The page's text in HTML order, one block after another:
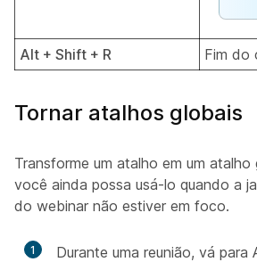
Alt + Shift + R Fim do
Tornar atalhos globais
Transforme um atalho em um atalho
você ainda possa usá-lo quando a
do webinar não estiver em foco.
1 Durante uma reunião, vá para